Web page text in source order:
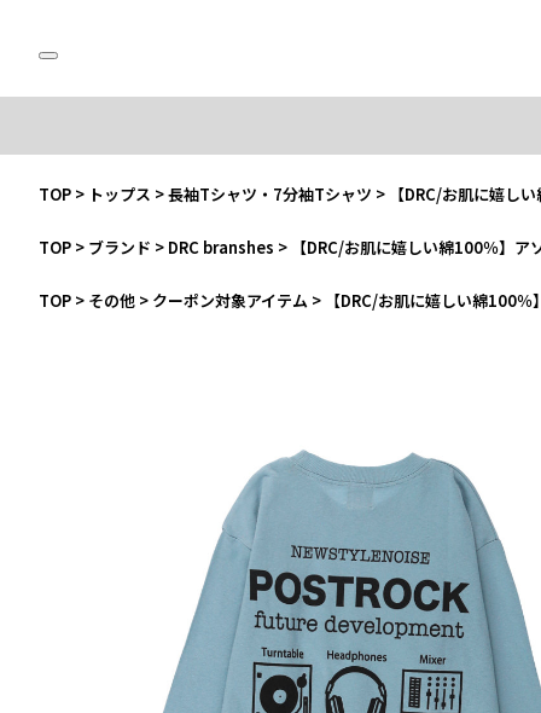
TOP > トップス >長袖Tシャツ・7分袖Tシャツ > 【DRC/お肌に嬉し
TOP > ブランド > DRC branshes > 【DRC/お肌に嬉しい綿100％】
TOP > その他 > クーポン対象アイテム > 【DRC/お肌に嬉しい綿100